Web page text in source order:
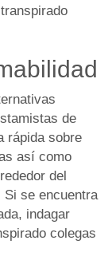
de
rápida sobre
así­ como
del
Si se encuentra
indagar
colegas